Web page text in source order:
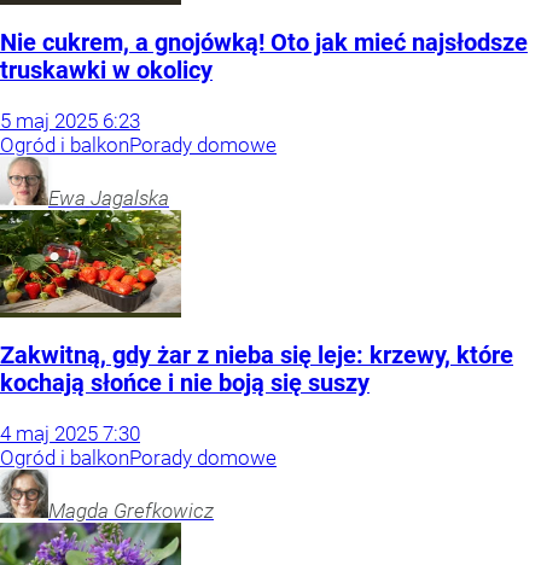
Nie cukrem, a gnojówką! Oto jak mieć najsłodsze
truskawki w okolicy
5 maj 2025 6:23
Ogród i balkonPorady domowe
Ewa Jagalska
Zakwitną, gdy żar z nieba się leje: krzewy, które
kochają słońce i nie boją się suszy
4 maj 2025 7:30
Ogród i balkonPorady domowe
Magda Grefkowicz